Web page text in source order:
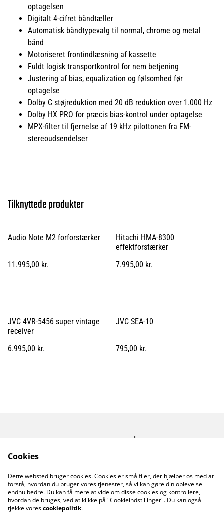
optagelsen
Digitalt 4-cifret båndtæller
Automatisk båndtypevalg til normal, chrome og metal
bånd
Motoriseret frontindlæsning af kassette
Fuldt logisk transportkontrol for nem betjening
Justering af bias, equalization og følsomhed før
optagelse
Dolby C støjreduktion med 20 dB reduktion over 1.000 Hz
Dolby HX PRO for præcis bias-kontrol under optagelse
MPX-filter til fjernelse af 19 kHz pilottonen fra FM-
stereoudsendelser
Tilknyttede produkter
Audio Note M2 forforstærker
11.995,00 kr.
Hitachi HMA-8300
effektforstærker
7.995,00 kr.
JVC 4VR-5456 super vintage
receiver
6.995,00 kr.
JVC SEA-10
795,00 kr.
Kontakt os
Åbningstider
Cookiepolitik
Cookies
Dette websted bruger cookies. Cookies er små filer, der hjælper os med at
forstå, hvordan du bruger vores tjenester, så vi kan gøre din oplevelse
endnu bedre. Du kan få mere at vide om disse cookies og kontrollere,
hvordan de bruges, ved at klikke på "Cookieindstillinger". Du kan også
tjekke vorescookiepolitik.